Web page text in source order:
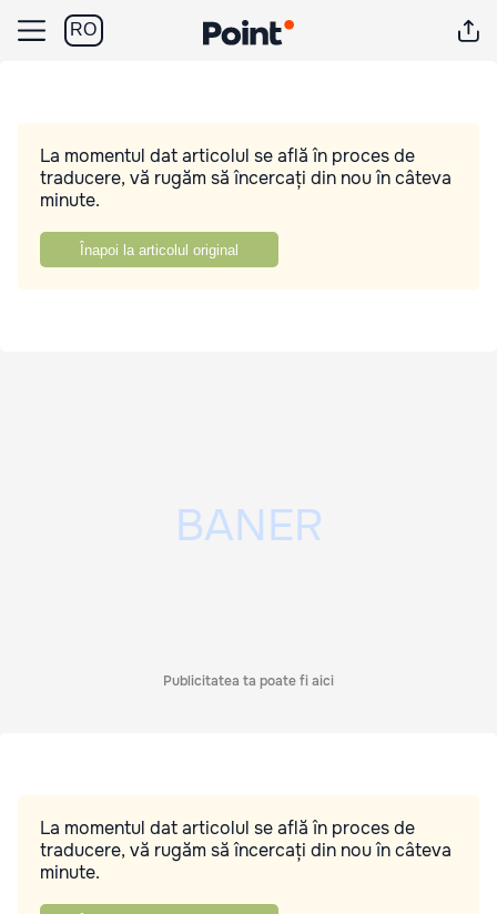
RO
La momentul dat articolul se află în proces de
traducere, vă rugăm să încercați din nou în câteva
minute.
Înapoi la articolul original
Publicitatea ta poate fi aici
La momentul dat articolul se află în proces de
traducere, vă rugăm să încercați din nou în câteva
minute.